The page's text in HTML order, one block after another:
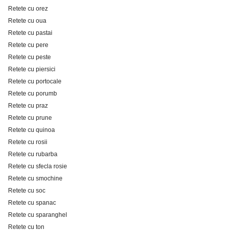
Retete cu orez
Retete cu oua
Retete cu pastai
Retete cu pere
Retete cu peste
Retete cu piersici
Retete cu portocale
Retete cu porumb
Retete cu praz
Retete cu prune
Retete cu quinoa
Retete cu rosii
Retete cu rubarba
Retete cu sfecla rosie
Retete cu smochine
Retete cu soc
Retete cu spanac
Retete cu sparanghel
Retete cu ton